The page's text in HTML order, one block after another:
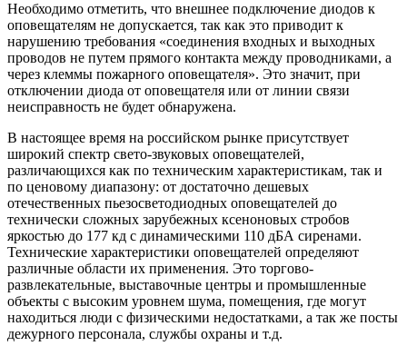
Необходимо отметить, что внешнее подключение диодов к
оповещателям не допускается, так как это приводит к
нарушению требования «соединения входных и выходных
проводов не путем прямого контакта между проводниками, а
через клеммы пожарного оповещателя». Это значит, при
отключении диода от оповещателя или от линии связи
неисправность не будет обнаружена.
В настоящее время на российском рынке присутствует
широкий спектр свето-звуковых оповещателей,
различающихся как по техническим характеристикам, так и
по ценовому диапазону: от достаточно дешевых
отечественных пьезосветодиодных оповещателей до
технически сложных зарубежных ксеноновых стробов
яркостью до 177 кд с динамическими 110 дБА сиренами.
Технические характеристики оповещателей определяют
различные области их применения. Это торгово-
развлекательные, выставочные центры и промышленные
объекты с высоким уровнем шума, помещения, где могут
находиться люди с физическими недостатками, а так же посты
дежурного персонала, службы охраны и т.д.